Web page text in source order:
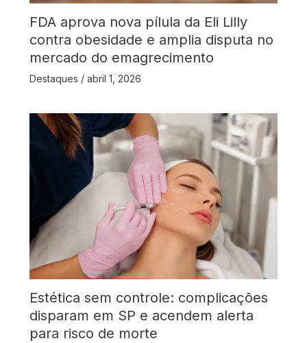
FDA aprova nova pílula da Eli Lilly
contra obesidade e amplia disputa no
mercado do emagrecimento
Destaques / abril 1, 2026
Estética sem controle: complicações
disparam em SP e acendem alerta
para risco de morte